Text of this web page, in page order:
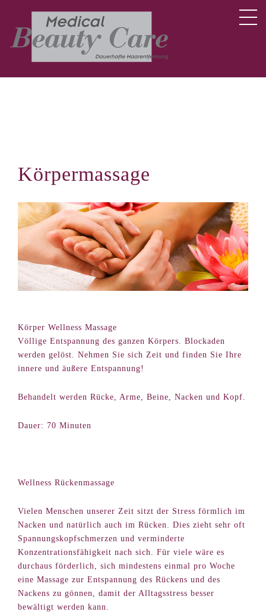
Körpermassage
Körper Wellness Massage
Völlige Entspannung des ganzen Körpers. Blockaden
werden gelöst. Nehmen Sie sich Zeit und finden Sie Ihre
innere und äußere Entspannung!
Behandelt werden Rücke, Arme, Beine, Nacken und Kopf.
Dauer: 70 Minuten
Wellness Rückenmassage
Vielen Menschen unserer Zeit sitzt der Stress förmlich im
Nacken und natürlich auch im Rücken. Dies zieht sehr oft
Spannungskopfschmerzen und verminderte
Konzentrationsfähigkeit nach sich. Für viele wäre es
durchaus förderlich, sich mindestens einmal pro Woche
eine Massage zur Entspannung des Rückens und des
Nackens zu gönnen, damit der Alltagsstress besser
bewältigt werden kann.